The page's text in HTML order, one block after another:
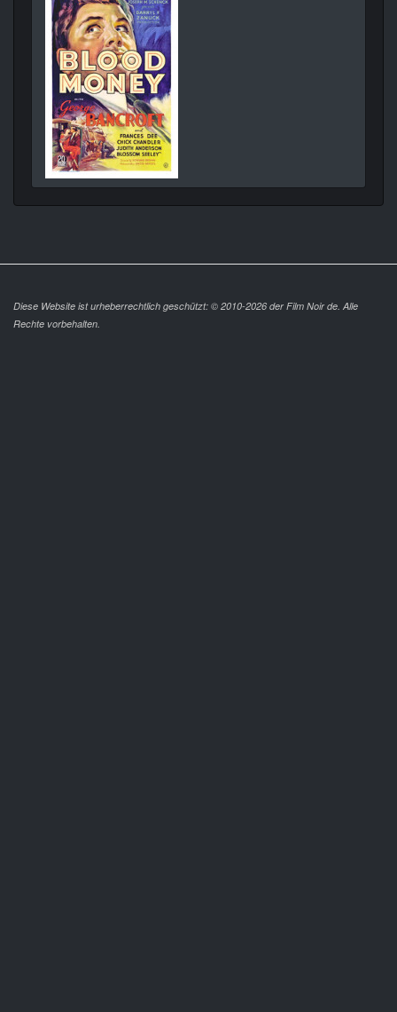
Diese Website ist urheberrechtlich geschützt: © 2010-2026 der Film Noir de. Alle
Rechte vorbehalten.